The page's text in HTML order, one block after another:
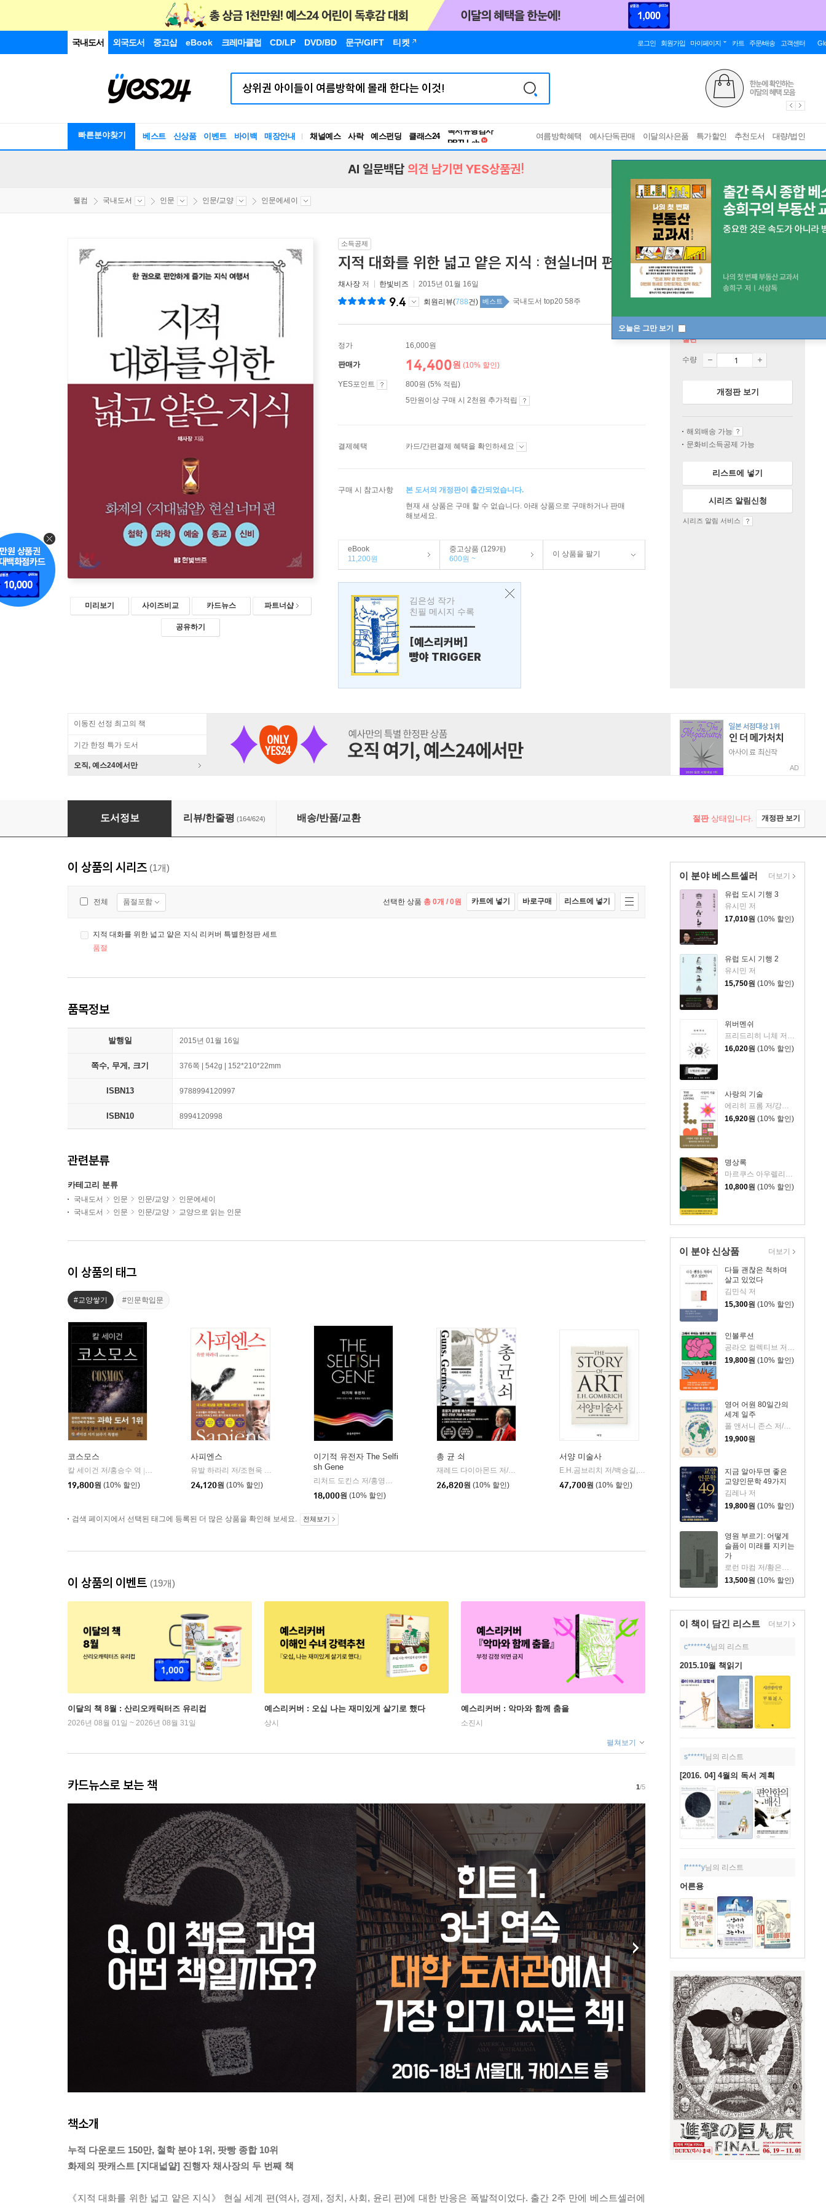
국내도서 외국도서 중고샵 eBook 크레마클럽 CD/LP DVD/BD 문구/GIFT 티켓 로그인 회원가입 마이페이지 카트 주문/배송 고객센터
빠른분야찾기 베스트 신상품 이벤트 바이백 매장안내 채널예스 사락 예스펀딩 클래스24
RBTI Lab
독서유형검사
여름방학혜택 예사단독판매 이달의사은품 특가할인 추천도서 대량/법인
오늘은 그만 보기
AI 일문백답 의견 남기면 YES상품권!
웰컴 국내도서 인문 인문/교양 인문에세이
미리보기 사이즈비교 카드뉴스 파트너샵
공유하기
소득공제
지적 대화를 위한 넓고 얕은 지식 : 현실너머 편 철학, 과학, 예술, 종교, 신비 편
채사장 저 한빛비즈 2015년 01월 16일
9.4 회원리뷰(788건) 베스트 국내도서 top20 58주
정가 16,000원
판매가 14,400원 (10% 할인)
YES포인트
800원 (5% 적립)
5만원이상 구매 시 2천원 추가적립
결제혜택 카드/간편결제 혜택을 확인하세요
구매 시 참고사항
본 도서의 개정판이 출간되었습니다.
현재 새 상품은 구매 할 수 없습니다. 아래 상품으로 구매하거나 판매
해보세요.
eBook
11,200원
중고상품 (129개)
600원 ~
이 상품을 팔기
김은성 작가
친필 메시지 수록
---------------
[예스리커버]
빵야 TRIGGER
절판
수량
개정판 보기
해외배송 가능
문화비소득공제 가능
리스트에 넣기
시리즈 알림신청
시리즈 알림 서비스
이동진 선정 최고의 책
기간 한정 특가 도서
오직, 예스24에서만 AD
지적 대화를 위한 넓고 얕은 지식 : 현실너머 편
도서정보 리뷰/한줄평 (164/624) 배송/반품/교환 절판상태입니다. 개정판 보기
이 분야 베스트셀러
유럽 도시 기행 3
유시민 저
17,010원 (10% 할인)
유럽 도시 기행 2
유시민 저
15,750원 (10% 할인)
위버멘쉬
프리드리히 니체 저/어나니머스 역
16,020원 (10% 할인)
사랑의 기술
에리히 프롬 저/강주헌 역
16,920원 (10% 할인)
명상록
마르쿠스 아우렐리우스 저/박문재 역
10,800원 (10% 할인)
더보기
이 분야 신상품
다들 괜찮은 척하며
살고 있었다
김민식 저
15,300원 (10% 할인)
인볼루션
19,800원 (10% 할인)
영어 어원 80일간의
세계 일주
폴 앤서니 존스 저/고정아 역
19,900원
지금 알아두면 좋은
교양인문학 49가지
김레나 저
19,800원 (10% 할인)
영원 부르기: 어떻게
슬픔이 미래를 지키는
가
13,500원 (10% 할인)
더보기
이 책이 담긴 리스트 더보기
c******4님의 리스트
2015.10월 책읽기
s*****l 님의 리스트
[2016. 04] 4월의 독서 계획
f*****y님의 리스트
어른용
이 상품의 시리즈 (1개)
전체 품절포함 선택한 상품 총 0개 / 0원 카트에 넣기 바로구매 리스트에 넣기
지적 대화를 위한 넓고 얕은 지식 리커버 특별한정판 세트
품절
품목정보
발행일 2015년 01월 16일
쪽수, 무게, 크기 376쪽 | 542g | 152*210*22mm
ISBN13 9788994120997
ISBN10 8994120998
관련분류
카테고리 분류
국내도서 인문 인문/교양
인문에세이
국내도서
인문 인문/교양 교양으로 읽는 인문
이 상품의 태그
#교양쌓기 #인문학입문
코스모스
칼 세이건 저/홍승수 역
사이언스북스
19,800원 (10% 할인)
사피엔스
유발 하라리 저/조현욱 역/이태수 감수 | 김영사
24,120원 (10% 할인)
이기적 유전자 The Selfi
sh Gene
리처드 도킨스 저/홍영남,이상임 공역
을유문화사
18,000원 (10% 할인)
총 균 쇠
재레드 다이아몬드 저/강주헌 역
김영사
26,820원 (10% 할인)
서양 미술사
E.H.곰브리치 저/백승길,이종승 공역
예경
47,700원 (10% 할인)
검색 페이지에서 선택된 태그에 등록된 더 많은 상품을 확인해 보세요. 전체보기
이 상품의 이벤트 (19개)
이달의 책 8월 : 산리오캐릭터즈 유리컵
2026년 08월 01일 ~ 2026년 08월 31일
예스리커버 : 오십 나는 재미있게 살기로 했다
상시
예스리커버 : 악마와 함께 춤을
소진시
펼쳐보기
카드뉴스로 보는 책 1/5
책소개
누적 다운로드 150만, 철학 분야 1위, 팟빵 종합 10위
화제의 팟캐스트 [지대넓얕] 진행자 채사장의 두 번째 책
《지적 대화를 위한 넓고 얕은 지식》 현실 세계 편(역사, 경제, 정치, 사회, 윤리 편)에 대한 반응은 폭발적이었다. 출간 2주 만에 베스트셀러에